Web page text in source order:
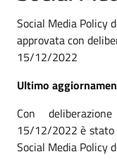
Social Media Policy
approvata con
15/12/2022
Ultimo
Con
15/12/2022 è stato
Social Media Policy